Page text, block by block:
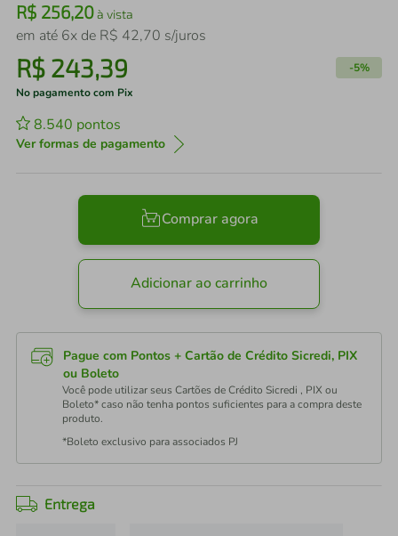
R$ 256,20à vista
em até 6x de R$ 42,70 s/juros
R$ 243,39 -5%
No pagamento com Pix
8.540 pontos
Ver formas de pagamento
Comprar agora
Adicionar ao carrinho
Pague com Pontos + Cartão de Crédito Sicredi, PIX
ou Boleto
Você pode utilizar seus Cartões de Crédito Sicredi , PIX ou
Boleto* caso não tenha pontos suficientes para a compra deste
produto.
*Boleto exclusivo para associados PJ
Entrega